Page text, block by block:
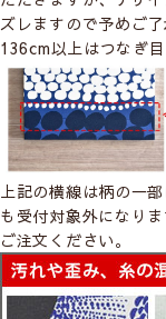
ズレますので予めご
136cm以上はつなぎ目
上記の横線は柄の一
も受付対象外になり
ご注文ください。